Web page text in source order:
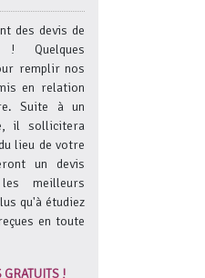
des devis de
! Quelques
remplir nos
en relation
Suite à un
il sollicitera
lieu de votre
un devis
meilleurs
qu'à étudiez
en toute
GRATUITS !